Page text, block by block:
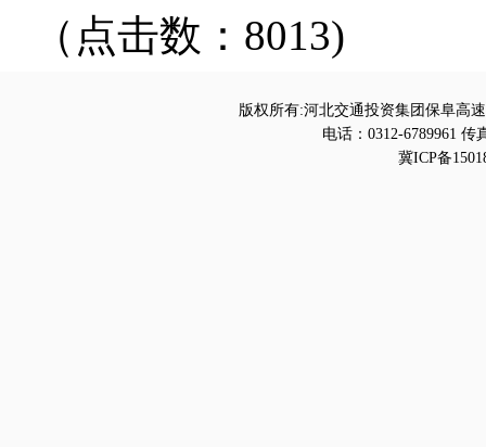
（点击数：8013)
版权所有:河北交通投资集团保阜高
电话：0312-6789961 传
冀ICP备